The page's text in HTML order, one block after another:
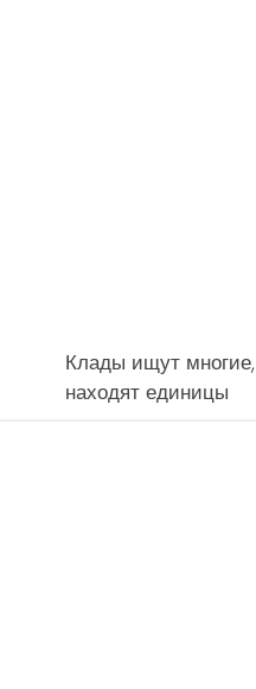
Клады ищут многие,
находят единицы